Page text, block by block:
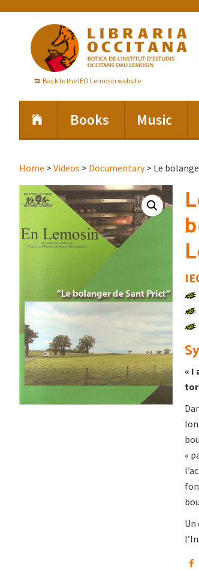
primary
navigation
content
Back to the IEO Lemosin website
Books Music
Home > Videos > Documentary> Le
« I
«
Un